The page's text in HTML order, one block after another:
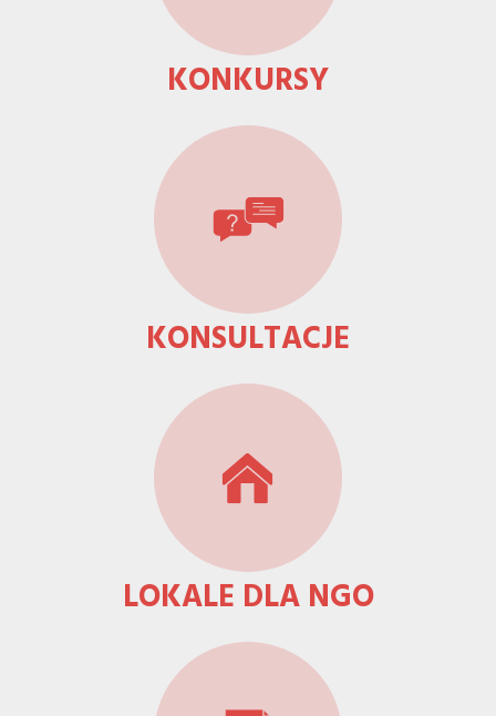
KONKURSY
KONSULTACJE
LOKALE DLA NGO